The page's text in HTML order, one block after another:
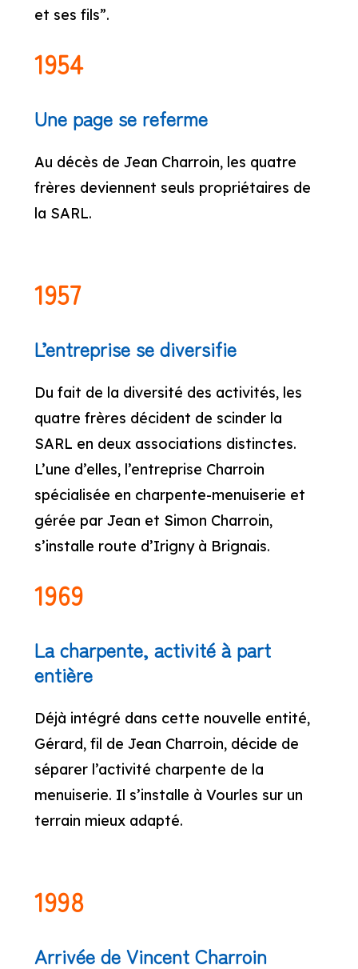
et ses fils”.
1954
Une page se referme
Au décès de Jean Charroin, les quatre
frères deviennent seuls propriétaires de
la SARL.
1957
L’entreprise se diversifie
Du fait de la diversité des activités, les
quatre frères décident de scinder la
SARL en deux associations distinctes.
L’une d’elles, l’entreprise Charroin
spécialisée en charpente-menuiserie et
gérée par Jean et Simon Charroin,
s’installe route d’Irigny à Brignais.
1969
La charpente, activité à part
entière
Déjà intégré dans cette nouvelle entité,
Gérard, fil de Jean Charroin, décide de
séparer l’activité charpente de la
menuiserie. Il s’installe à Vourles sur un
terrain mieux adapté.
1998
Arrivée de Vincent Charroin